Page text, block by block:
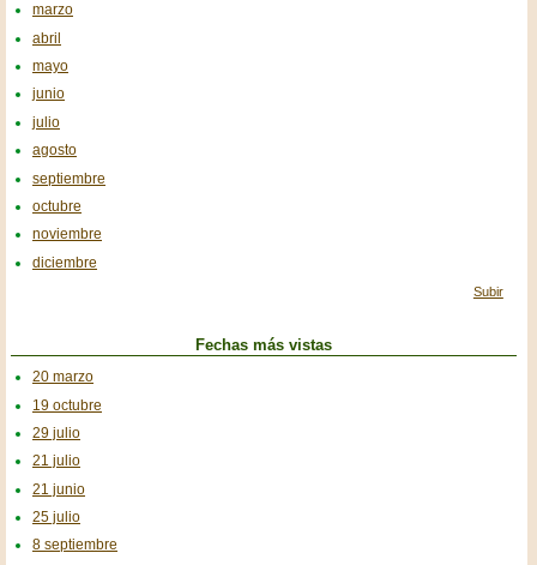
marzo
abril
mayo
junio
julio
agosto
septiembre
octubre
noviembre
diciembre
Subir
Fechas más vistas
20 marzo
19 octubre
29 julio
21 julio
21 junio
25 julio
8 septiembre